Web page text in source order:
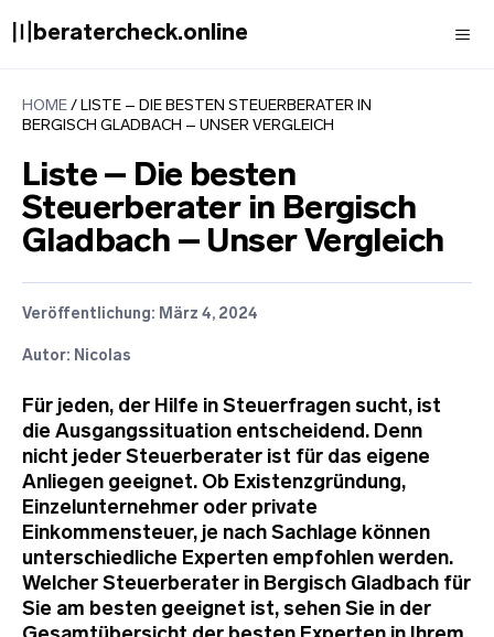
Inhalt〣beratercheck.online
HOME / LISTE – DIE BESTEN STEUERBERATER IN
BERGISCH GLADBACH – UNSER VERGLEICH
Liste – Die besten
Steuerberater in Bergisch
Gladbach – Unser Vergleich
Veröffentlichung: März 4, 2024
Autor: Nicolas
Für jeden, der Hilfe in Steuerfragen sucht, ist
die Ausgangssituation entscheidend. Denn
nicht jeder Steuerberater ist für das eigene
Anliegen geeignet. Ob Existenzgründung,
Einzelunternehmer oder private
Einkommensteuer, je nach Sachlage können
unterschiedliche Experten empfohlen werden.
Welcher Steuerberater in Bergisch Gladbach für
Sie am besten geeignet ist, sehen Sie in der